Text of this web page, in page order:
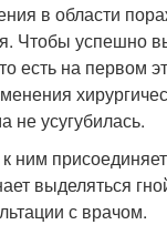
в области
Чтобы успешно
есть на первом
не усугубилась.
ним
выделяться
с врачом.